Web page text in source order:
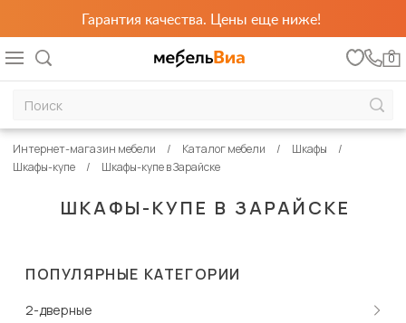
Гарантия качества. Цены еще ниже!
0
ШКАФЫ-КУПЕ В ЗАРАЙСКЕ
Интернет-магазин мебели Каталог мебели
Шкафы
Шкафы-купе
Шкафы-купе в Зарайске
ПОПУЛЯРНЫЕ КАТЕГОРИИ
2-дверные